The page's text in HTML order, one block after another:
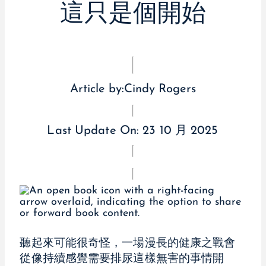
這只是個開始
Article by:Cindy Rogers
Last Update On:23 10 月 2025
聽起來可能很奇怪，一場漫長的健康之戰會
從像持續感覺需要排尿這樣無害的事情開